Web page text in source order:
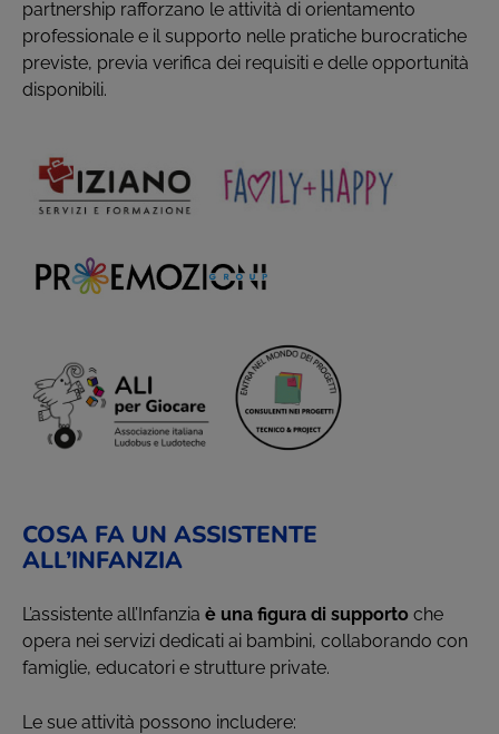
partnership rafforzano le attività di orientamento
professionale e il supporto nelle pratiche burocratiche
previste, previa verifica dei requisiti e delle opportunità
disponibili.
COSA FA UN ASSISTENTE
ALL’INFANZIA
L’assistente all’Infanzia è una figura di supporto che
opera nei servizi dedicati ai bambini, collaborando con
famiglie, educatori e strutture private.
Le sue attività possono includere: